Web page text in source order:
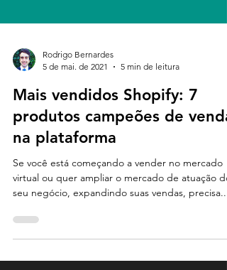
5 de mai. de 2021
5 min de leitura
Mais vendidos Shopify: 7
produtos campeões de venda
na plataforma
Se você está começando a vender no mercado
seu negócio, expandindo suas vendas, precisa...